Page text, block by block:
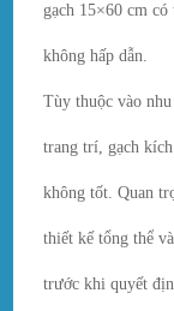
gạch 15×60 cm
không hấp dẫn.
Tùy thuộc vào
trang trí, gạch
không tốt. Quan
thiết kế tổng thể
trước khi quyết